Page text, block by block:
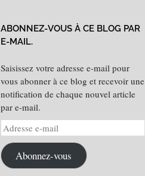
ABONNEZ-VOUS À CE BLOG PAR
E-MAIL.
Saisissez votre adresse e-mail pour
vous abonner à ce blog et recevoir une
notification de chaque nouvel article
par e-mail.
Adresse
e-
mail Abonnez-vous